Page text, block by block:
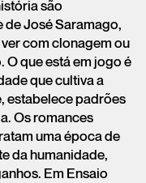
são
de José Saramago,
com clonagem ou
que está em jogo é
que cultiva a
estabelece padrões
Os romances
uma época de
da humanidade,
Em Ensaio